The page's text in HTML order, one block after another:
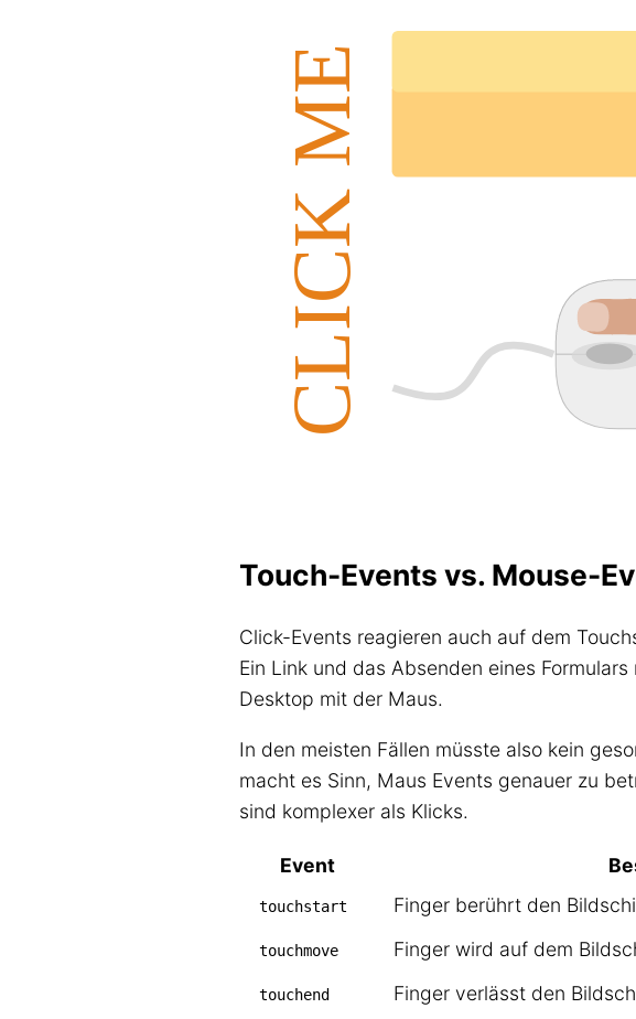
Touch-Events vs. Mouse-
Click-Events reagieren auch auf dem
Ein Link und das Absenden eines
Desktop mit der Maus.
In den meisten Fällen müsste also kein
macht es Sinn, Maus Events genauer zu
sind komplexer als Klicks.
Event
touchstart Finger berührt den
touchmove Finger wird auf dem
touchend Finger verlässt den